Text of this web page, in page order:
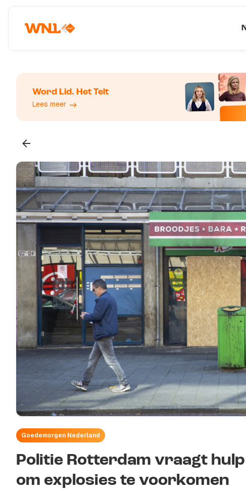
Word Lid. Het Telt
Lees meer
Goedemorgen Nederland
Politie Rotterdam vraagt
om explosies te voorkomen